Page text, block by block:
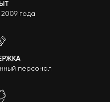
года
персонал